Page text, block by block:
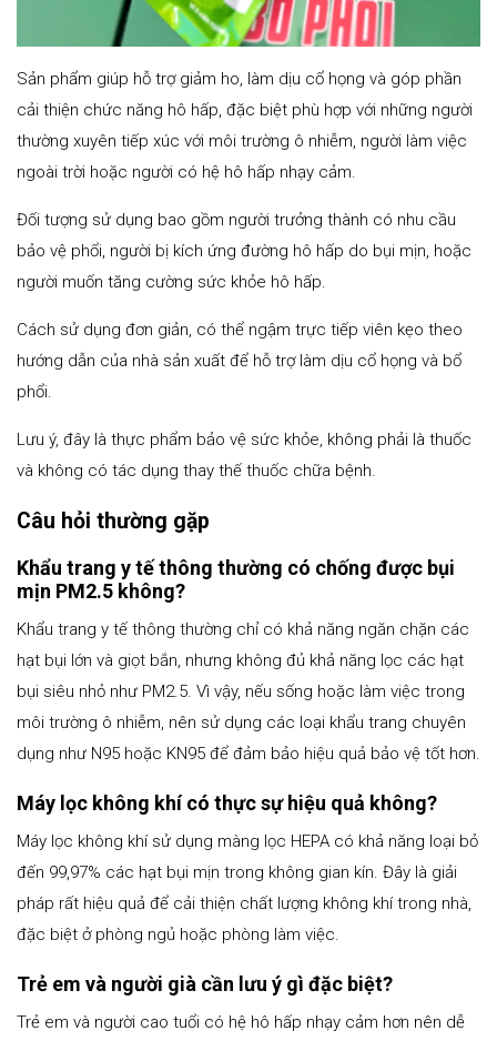
Sản phẩm giúp hỗ trợ giảm ho, làm dịu cổ họng và góp phần
cải thiện chức năng hô hấp, đặc biệt phù hợp với những người
thường xuyên tiếp xúc với môi trường ô nhiễm, người làm việc
ngoài trời hoặc người có hệ hô hấp nhạy cảm.
Đối tượng sử dụng bao gồm người trưởng thành có nhu cầu
bảo vệ phổi, người bị kích ứng đường hô hấp do bụi mịn, hoặc
người muốn tăng cường sức khỏe hô hấp.
Cách sử dụng đơn giản, có thể ngậm trực tiếp viên kẹo theo
hướng dẫn của nhà sản xuất để hỗ trợ làm dịu cổ họng và bổ
phổi.
Lưu ý, đây là thực phẩm bảo vệ sức khỏe, không phải là thuốc
và không có tác dụng thay thế thuốc chữa bệnh.
Câu hỏi thường gặp
Khẩu trang y tế thông thường có chống được bụi
mịn PM2.5 không?
Khẩu trang y tế thông thường chỉ có khả năng ngăn chặn các
hạt bụi lớn và giọt bắn, nhưng không đủ khả năng lọc các hạt
bụi siêu nhỏ như PM2.5. Vì vậy, nếu sống hoặc làm việc trong
môi trường ô nhiễm, nên sử dụng các loại khẩu trang chuyên
dụng như N95 hoặc KN95 để đảm bảo hiệu quả bảo vệ tốt hơn.
Máy lọc không khí có thực sự hiệu quả không?
Máy lọc không khí sử dụng màng lọc HEPA có khả năng loại bỏ
đến 99,97% các hạt bụi mịn trong không gian kín. Đây là giải
pháp rất hiệu quả để cải thiện chất lượng không khí trong nhà,
đặc biệt ở phòng ngủ hoặc phòng làm việc.
Trẻ em và người già cần lưu ý gì đặc biệt?
Trẻ em và người cao tuổi có hệ hô hấp nhạy cảm hơn nên dễ